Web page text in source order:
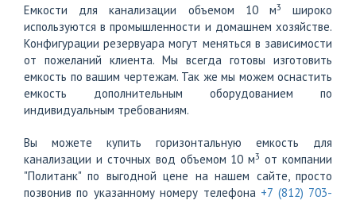
Емкости для канализации объемом 10 м3
широко
используются в промышленности и домашнем хозяйстве.
Конфигурации резервуара могут меняться в зависимости
от пожеланий клиента. Мы всегда готовы изготовить
емкость по вашим чертежам. Так же мы можем оснастить
емкость дополнительным оборудованием по
индивидуальным требованиям.
Вы можете купить горизонтальную емкость для
канализации и сточных вод объемом 10 м3 от компании
"Политанк" по выгодной цене на нашем сайте, просто
позвонив по указанному номеру телефона +7 (812) 703-